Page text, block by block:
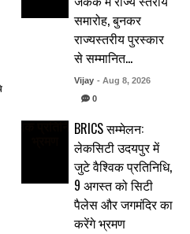
समारोह, बुनकर
राज्यस्तरीय पुरस्कार
से सम्मानित…
Vijay - Aug 8, 2026
0
BRICS सम्मेलन:
लेकसिटी उदयपुर में
जुटे वैश्विक प्रतिनिधि,
9 अगस्त को सिटी
पैलेस और जगमंदिर का
करेंगे भ्रमण